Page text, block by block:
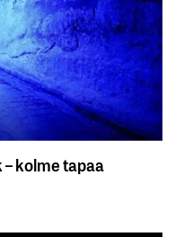
kolme tapaa